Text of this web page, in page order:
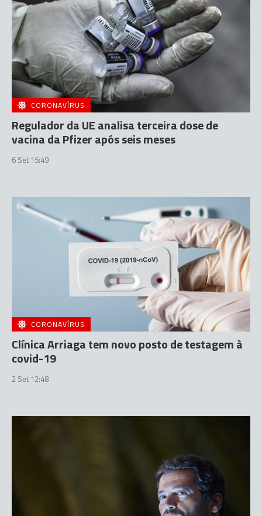
CORONAVÍRUS
Regulador da UE analisa terceira dose de
vacina da Pfizer após seis meses
6 Set 15:49
CORONAVÍRUS
Clínica Arriaga tem novo posto de testagem à
covid-19
2 Set 12:48